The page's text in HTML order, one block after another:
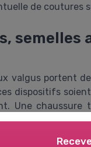
de coutures
semelles
valgus portent
dispositifs
Une
intègrent